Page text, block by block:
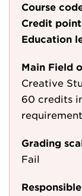
Course
Credit
Education
Main Field
Creative
60 credits
Grading
Fail